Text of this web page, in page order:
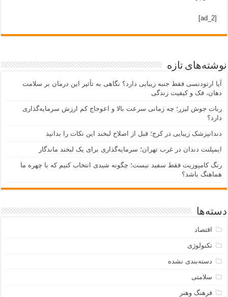
[ad_2]
نوشته‌های تازه
آیا ارتودنسی فقط جنبه زیبایی دارد؟ نگاهی به تأثیر این درمان بر سلامت
دهان، فک و کیفیت زندگی
ربات جوش لیزر؛ چه زمانی سرعت بالا و اعوجاج کم ارزش سرمایه‌گذاری
دارد؟
دندانپزشک زیبایی در کرج؛ قبل از اصلاح لبخند این نکات را بدانید
ایمپلنت دندان در غرب تهران؛ سرمایه‌گذاری برای یک لبخند ماندگار
رنگ کامپوزیت فقط سفید نیست؛ چگونه شیدی انتخاب کنیم که با چهره ما
هماهنگ باشد؟
دسته‌ها
اقتصاد
تکنولوژی
دسته‌بندی نشده
سلامتی
فرهنگ وهنر